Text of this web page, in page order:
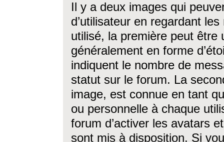
Il y a deux images qui
d’utilisateur en regardant
utilisé, la première peut être
généralement en forme
indiquent le nombre de
statut sur le forum. La
image, est connue en tant
ou personnelle à chaque
forum d’activer les avatars
sont mis à disposition. Si